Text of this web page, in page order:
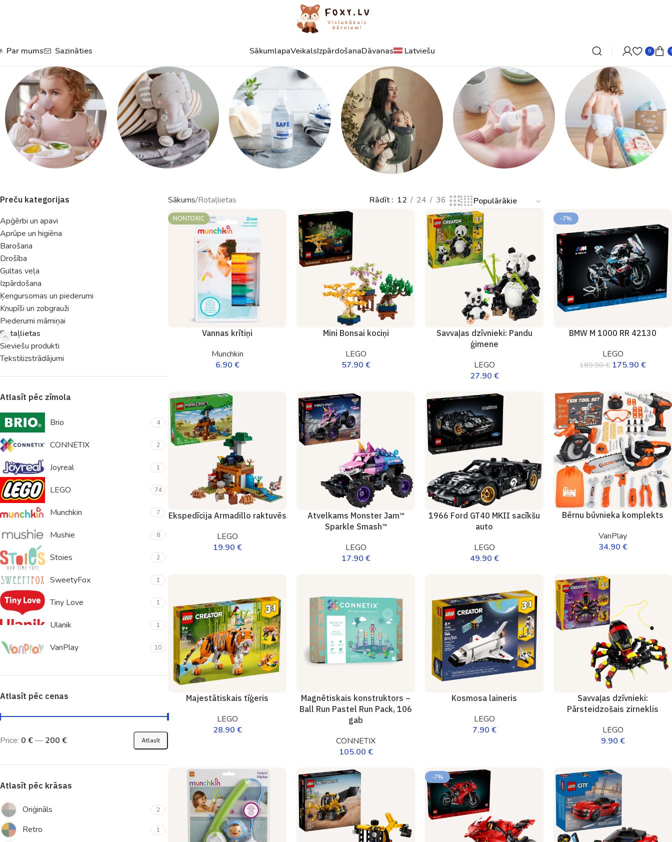
Par mums Sazināties SākumlapaVeikalsIzpārdošanaDāvanas Latviešu 0
piederumi
Ķengursomas un
Preču kategorijas
Apģērbi un apavi
Aprūpe un higiēna
Barošana
Drošība
Gultas veļa
Izpārdošana
Ķengursomas un piederumi
Knupīši un zobgrauži
Piederumi māmiņai
Rotaļlietas
Sieviešu produkti
Tekstilizstrādājumi
Atlasīt pēc zīmola
Brio 4
CONNETIX 2
Joyreal 1
LEGO 74
Munchkin 7
Mushie 8
Stoies 2
SweetyFox 1
Tiny Love 1
Ulanik 1
VanPlay 10
Atlasīt pēc cenas
Atlasīt
Price: 0 €— 200 €
Atlasīt pēc krāsas
Oriģināls 2
Retro 1
Sākums Rotaļlietas Rādīt 12 24 36
NONTOXIC
Vannas krītiņi
Munchkin
6.90 €
Mini Bonsai kociņi
LEGO
57.90 €
Savvaļas dzīvnieki: Pandu
ģimene
LEGO
27.90 €
-7%
BMW M 1000 RR 42130
LEGO
189.90€ 175.90 €
Ekspedīcija Armadillo raktuvēs
LEGO
19.90 €
Atvelkams Monster Jam™
Sparkle Smash™
LEGO
17.90 €
1966 Ford GT40 MKII sacīkšu
auto
LEGO
49.90 €
Bērnu būvnieka komplekts
VanPlay
34.90 €
Majestātiskais tīģeris
LEGO
28.90 €
Magnētiskais konstruktors –
Ball Run Pastel Run Pack, 106
gab
CONNETIX
105.00 €
Kosmosa laineris
LEGO
7.90 €
Savvaļas dzīvnieki:
Pārsteidzošais zirneklis
LEGO
9.90 €
-7%